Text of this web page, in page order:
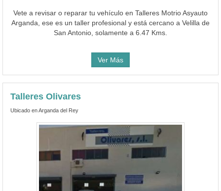
Vete a revisar o reparar tu vehículo en Talleres Motrio Asyauto
Arganda, ese es un taller profesional y está cercano a Velilla de
San Antonio, solamente a 6.47 Kms.
Ver Más
Talleres Olivares
Ubicado en Arganda del Rey